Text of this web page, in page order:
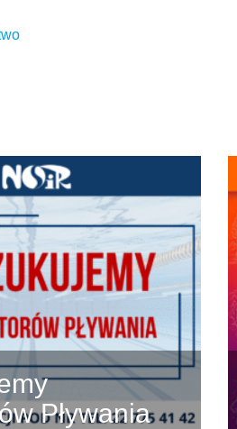
Pływania